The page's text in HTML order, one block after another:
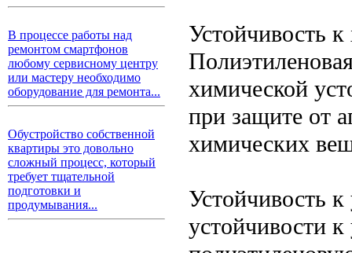
В процессе работы над
ремонтом смартфонов
любому сервисному центру
или мастеру необходимо
оборудование для ремонта...
Обустройство собственной
квартиры это довольно
сложный процесс, который
требует тщательной
подготовки и
продумывания...
Устойчивость
химической
при защите от
химических
Устойчивость
устойчивости